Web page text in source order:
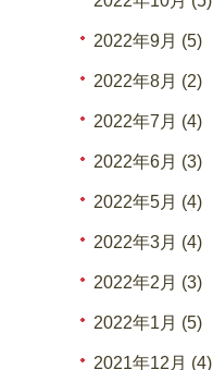
2022年9月 (5)
2022年8月 (2)
2022年7月 (4)
2022年6月 (3)
2022年5月 (4)
2022年3月 (4)
2022年2月 (3)
2022年1月 (5)
2021年12月 (4)